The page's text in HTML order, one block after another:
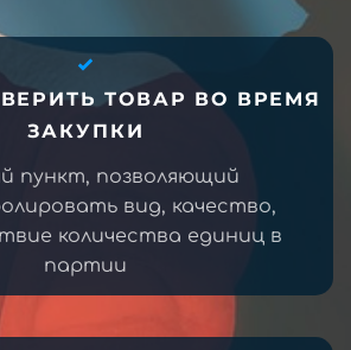
ТОВАР ВО ВРЕМЯ
ЗАКУПКИ
пункт, позволяющий
вид, качество,
количества единиц в
партии